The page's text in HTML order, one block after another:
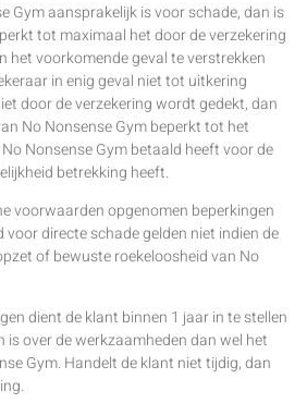
Gym aansprakelijk is voor schade, dan is
tot maximaal het door de verzekering
het voorkomende geval te verstrekken
in enig geval niet tot uitkering
door de verzekering wordt gedekt, dan
No Nonsense Gym beperkt tot het
Nonsense Gym betaald heeft voor de
betrekking heeft.
voorwaarden opgenomen beperkingen
directe schade gelden niet indien de
of bewuste roekeloosheid van No
dient de klant binnen 1 jaar in te stellen
is over de werkzaamheden dan wel het
Gym. Handelt de klant niet tijdig, dan